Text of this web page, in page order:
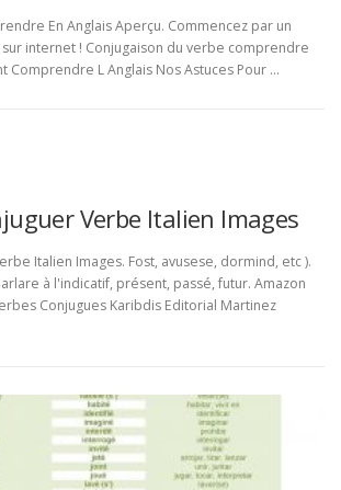
En Anglais Aperçu. Commencez par un
internet ! Conjugaison du verbe comprendre
Comprendre L Anglais Nos Astuces Pour …
Verbe Italien Images
Italien Images. Fost, avusese, dormind, etc ).
à l'indicatif, présent, passé, futur. Amazon
Conjugues Karibdis Editorial Martinez